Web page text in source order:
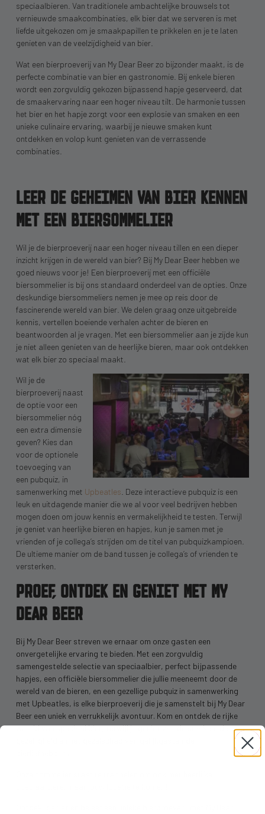
speciaalbieren. Van traditionele ambachtelijke brouwsels tot
vernieuwde smaakcombinaties, elk bier dat we serveren is met
liefde uitgekozen om je smaakpapillen te prikkelen en je te laten
genieten van de veelzijdigheid van bier.
Wat een bierproeverij van My Dear Beer zo bijzonder maakt, is de
perfecte combinatie van bier en gastronomie. Bij enkele bieren
wordt een zorgvuldig gekozen bijpassend hapje geserveerd, dat
de smaakervaring naar een hoger niveau tilt. De harmonie tussen
het bier en het hapje zorgt voor een explosie van smaken en een
unieke culinaire ervaring, waarbij je nieuwe smaken kunt
ontdekken en volop kunt genieten van de verrassende
combinaties.
LEER DE GEHEIMEN VAN BIER KENNEN
MET EEN BIERSOMMELIER
Wil je de bierproeverij naar een hoger niveau tillen en een dieper
inzicht krijgen in de wereld van bier? Bij My Dear Beer hebben we
goed nieuws voor je! Een bierproeverij met een officiële
biersommelier is bij ons standaard onderdeel van de opties. Onze
deskundige biersommeliers nemen je mee op reis door de
fascinerende wereld van bier. We delen graag onze uitgebreide
kennis, vertellen boeiende verhalen achter de bieren en
beantwoorden al je vragen. Met een biersommelier aan je zijde kun
je niet alleen genieten van de heerlijke bieren, maar ook ontdekken
wat elk bier zo speciaal maakt.
Wil je de
bierproeverij naast
de optie voor een
biersommelier nóg
een extra dimensie
geven? Kies dan
voor de optionele
toevoeging van
een pubquiz, in
samenwerking met Upbeatles . Deze interactieve pubquiz is een
leuk en uitdagende manier die we al voor veel bedrijven hebben
mogen doen om jouw kennis en vermakelijkheid te testen. Terwijl
je geniet van heerlijke bieren en hapjes, kun je samen met je
vrienden of je collega’s strijden om de titel van pubquizkampioen.
De ultieme manier om de band tussen je collega’s of vrienden te
versterken.
PROEF, ONTDEK EN GENIET MET MY
DEAR BEER
Bij My Dear Beer streven we ernaar om onze gasten een
onvergetelijke ervaring te bieden. Met een zorgvuldig
samengestelde selectie van speciaalbier, perfect bijpassende
hapjes, een officiële biersommelier die jullie meeneemt door de
wereld van de bieren, en een gezellige pubquiz in samenwerking
met Upbeatles, is elke bierproeverij die je samenstelt bij My Dear
Beer een uniek en verrukkelijk avontuur. Kom en ontdek de rijke
wereld van speciaal bier, terwijl je geniet van de smaken, de